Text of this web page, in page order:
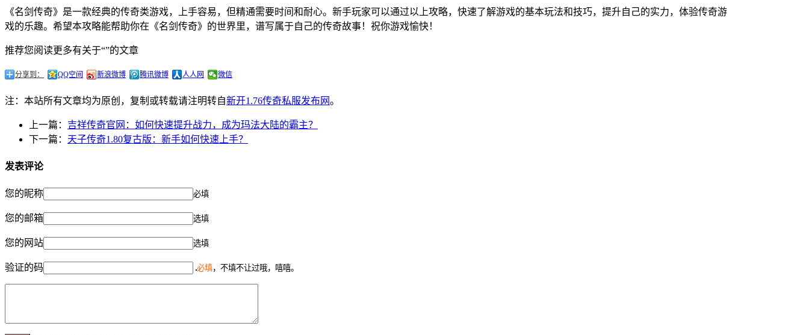
《名剑传奇》是一款经典的传奇类游戏，上手容易，但精通需要时间和耐心。新手玩家可以通过以上攻略，快速了解游戏的基本玩法和技巧，提升自己的实力，体验传奇游
戏的乐趣。希望本攻略能帮助你在《名剑传奇》的世界里，谱写属于自己的传奇故事！祝你游戏愉快！
推荐您阅读更多有关于“”的文章
分享到： QQ空间 新浪微博 腾讯微博 人人网 微信
注：本站所有文章均为原创，复制或转载请注明转自新开1.76传奇私服发布网。
上一篇： 吉祥传奇官网：如何快速提升战力，成为玛法大陆的霸主？
下一篇： 天子传奇1.80复古版：新手如何快速上手？
发表评论
您的昵称 必填
您的邮箱 选填
您的网站 选填
验证的码 必填，不填不让过哦，嘻嘻。